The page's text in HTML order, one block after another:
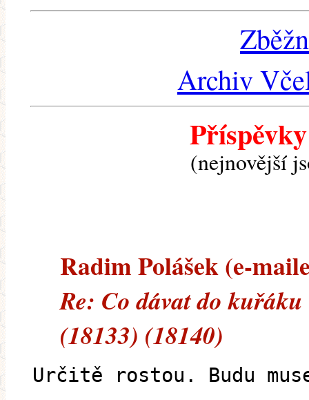
Archiv
(nejnovější
Radim Polášek (e-
Re: Co dávat do
(18133) (18140)
Určitě rostou. Budu